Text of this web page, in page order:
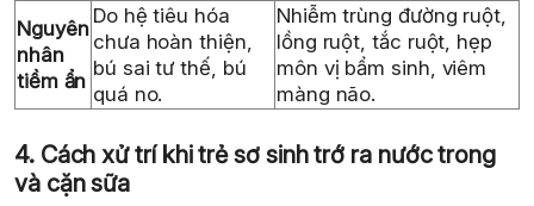
Nguyên
nhân
tiềm ẩn
Do hệ tiêu hóa
chưa hoàn thiện,
bú sai tư thế, bú
quá no.
Nhiễm trùng đường ruột,
lồng ruột, tắc ruột, hẹp
môn vị bẩm sinh, viêm
màng não.
4. Cách xử trí khi trẻ sơ sinh trớ ra nước trong
và cặn sữa